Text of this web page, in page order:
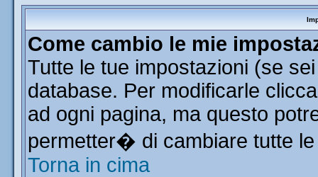
Come cambio le mie
Tutte le tue impostazioni (se
database. Per modificarle
ad ogni pagina, ma questo
permetter� di cambiare tutte
Torna in cima